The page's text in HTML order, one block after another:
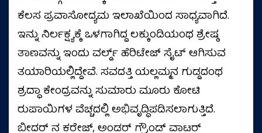
ಕೆಲಸ ಪ್ರವಾಸೋದ್ಯಮ ಇಲಾಖೆಯಿಂದ ಸಾಧ್ಯವಾಗಿದೆ.
ಇನ್ನು ನಿರ್ಲಕ್ಷ್ಯಕ್ಕೆ ಒಳಗಾಗಿದ್ದ ಲಕ್ಕುಂಡಿಯಂಥ ಶ್ರೇಷ್ಠ
ತಾಣವನ್ನು ಇಂದು ವರ್ಲ್ಡ್‌ ಹೆರಿಟೇಜ್‌ ಸೈಟ್‌ ಆಗಿಸುವ
ತಯಾರಿಯಲ್ಲಿದ್ದೇವೆ. ಸವದತ್ತಿ ಯಲ್ಲಮ್ಮನ ಗುಡ್ಡದಂಥ
ಶ್ರದ್ಧಾ ಕೇಂದ್ರವನ್ನು ಸುಮಾರು ಮೂರು ಕೋಟಿ
ರುಪಾಯಿಗಳ ವೆಚ್ಚದಲ್ಲಿ ಅಭಿವೃದ್ಧಿಪಡಿಸಲಾಗುತ್ತಿದೆ.
ಬೀದರ್‌ ನ ಕರೇಜ್‌, ಅಂಡರ್‌ ಗ್ರೌಂಡ್‌ ವಾಟರ್‌